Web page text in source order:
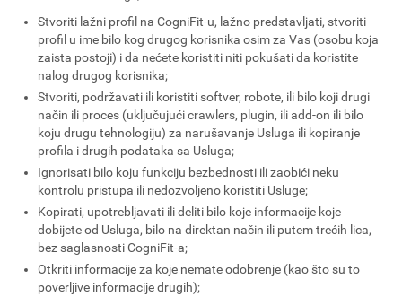
Stvoriti lažni profil na CogniFit-u, lažno predstavljati, stvoriti
profil u ime bilo kog drugog korisnika osim za Vas (osobu koja
zaista postoji) i da nećete koristiti niti pokušati da koristite
nalog drugog korisnika;
Stvoriti, podržavati ili koristiti softver, robote, ili bilo koji drugi
način ili proces (uključujući crawlers, plugin, ili add-on ili bilo
koju drugu tehnologiju) za narušavanje Usluga ili kopiranje
profila i drugih podataka sa Usluga;
Ignorisati bilo koju funkciju bezbednosti ili zaobići neku
kontrolu pristupa ili nedozvoljeno koristiti Usluge;
Kopirati, upotrebljavati ili deliti bilo koje informacije koje
dobijete od Usluga, bilo na direktan način ili putem trećih lica,
bez saglasnosti CogniFit-a;
Otkriti informacije za koje nemate odobrenje (kao što su to
poverljive informacije drugih);